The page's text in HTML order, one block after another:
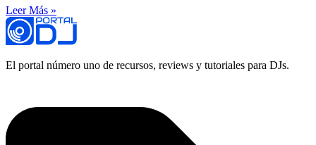
Leer Más »
El portal número uno de recursos, reviews y tutoriales para DJs.